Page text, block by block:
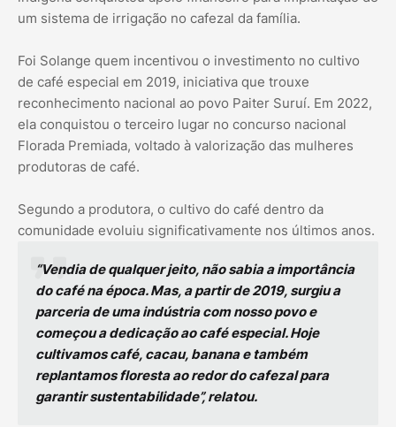
um sistema de irrigação no cafezal da família.
Foi Solange quem incentivou o investimento no cultivo
de café especial em 2019, iniciativa que trouxe
reconhecimento nacional ao povo Paiter Suruí. Em 2022,
ela conquistou o terceiro lugar no concurso nacional
Florada Premiada, voltado à valorização das mulheres
produtoras de café.
Segundo a produtora, o cultivo do café dentro da
comunidade evoluiu significativamente nos últimos anos.
“Vendia de qualquer jeito, não sabia a importância
do café na época. Mas, a partir de 2019, surgiu a
parceria de uma indústria com nosso povo e
começou a dedicação ao café especial. Hoje
cultivamos café, cacau, banana e também
replantamos floresta ao redor do cafezal para
garantir sustentabilidade”, relatou.